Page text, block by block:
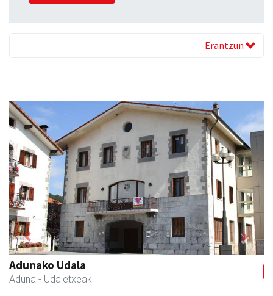
Erantzun
Tximeleta oihal-denda
Andoain - Oihal-denda
Previous Next